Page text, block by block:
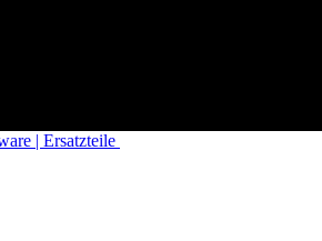
| Ersatzteile